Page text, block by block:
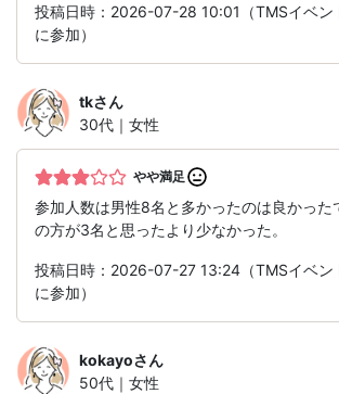
投稿日時：2026-07-28 10:01（TMSイベン
に参加）
tkさん
30代｜女性
やや満足
参加人数は男性8名と多かったのは良かっ
の方が3名と思ったより少なかった。
投稿日時：2026-07-27 13:24（TMSイベン
に参加）
kokayoさん
50代｜女性